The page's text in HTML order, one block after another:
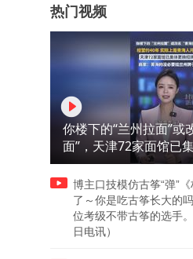
热门视频
你楼下的“兰州拉面”或
面”，天津72家面馆已
博主口技模仿古筝“弹”
了～你是吃古筝长大的
位考级不带古筝的选手
日电讯）